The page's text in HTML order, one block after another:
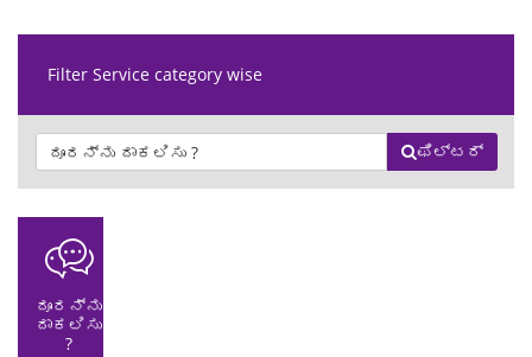
Filter Service category wise
ಫಿಲ್ಟರ್
ದೂರನ್ನು
ದಾಕಲಿಸು
?